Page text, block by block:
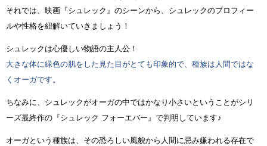
それでは、映画『シュレック』のシーンから、シュレックのプロフィー
ルや性格を紐解いていきましょう！
シュレックは心優しい物語の主人公！
大きな体に緑色の肌をした見た目がとても印象的で、種族は人間ではな
くオーガです。
ちなみに、シュレックがオーガの中ではかなり小さいということがシリ
ーズ最終作の『シュレック フォーエバー』で判明しています♪
オーガという種族は、その恐ろしい風貌から人間に忌み嫌われる存在で